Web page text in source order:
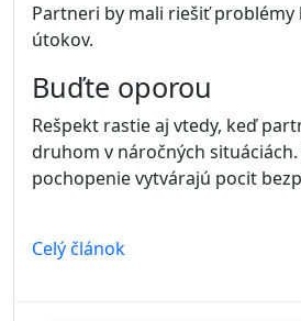
Partneri by mali riešiť problémy
útokov.
Buďte oporou
Rešpekt rastie aj vtedy, keď
druhom v náročných
pochopenie vytvárajú pocit
Celý článok